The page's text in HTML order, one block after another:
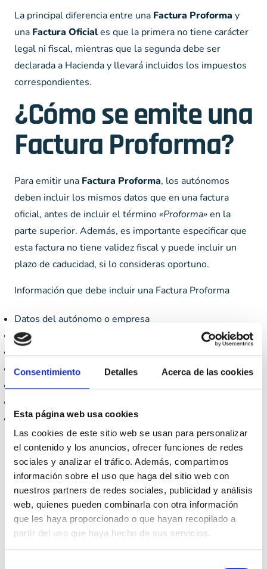
Consentimiento Detalles Acerca de las cookies
Esta página web usa cookies
Las cookies de este sitio web se usan para personalizar
el contenido y los anuncios, ofrecer funciones de redes
sociales y analizar el tráfico. Además, compartimos
información sobre el uso que haga del sitio web con
nuestros partners de redes sociales, publicidad y análisis
web, quienes pueden combinarla con otra información
que les haya proporcionado o que hayan recopilado a
partir del uso que haya hecho de sus servicios.
La principal diferencia entre una Factura Proforma y
una Factura Oficiales que la primera no tiene carácter
legal ni fiscal, mientras que la segunda debe ser
declarada a Hacienda y llevará incluidos los impuestos
correspondientes.
¿Cómo se emite una
Factura Proforma?
Para emitir una Factura Proforma, los autónomos
deben incluir los mismos datos que en una factura
oficial, antes de incluir el término «Proforma»en la
parte superior. Además, es importante especificar que
esta factura no tiene validez fiscal y puede incluir un
plazo de caducidad, si lo consideras oportuno.
Información que debe incluir una Factura Proforma
Datos del autónomo o empresa
Datos del cliente
Descripción detallada de los productos o servicios
Importe correspondiente a cada producto o servicio
Total de la factura proforma
Término«Proforma»
¿Por qué es
importante utilizar
una Factura
Proforma?